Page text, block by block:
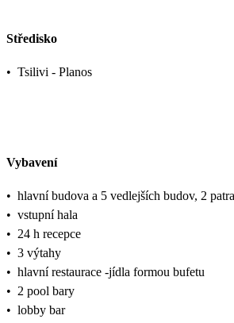
Středisko
• Tsilivi - Planos
Vybavení
• hlavní budova a 5 vedlejších budov, 2 patra
• vstupní hala
• 24 h recepce
• 3 výtahy
• hlavní restaurace -jídla formou bufetu
• 2 pool bary
• lobby bar